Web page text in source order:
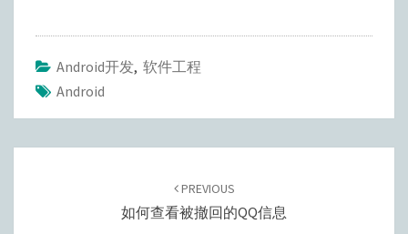
Android开发, 软件工程
Android
PREVIOUS
如何查看被撤回的QQ信息